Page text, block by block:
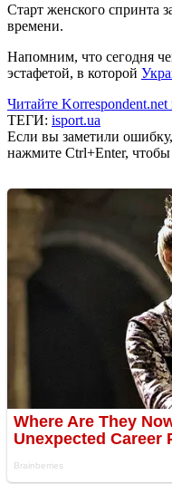
Старт женского спринта
времени.
Напомним, что сегодня
эстафетой, в которой
Читайте
ТЕГИ: isport.ua
Если вы заметили
нажмите Ctrl+Enter,